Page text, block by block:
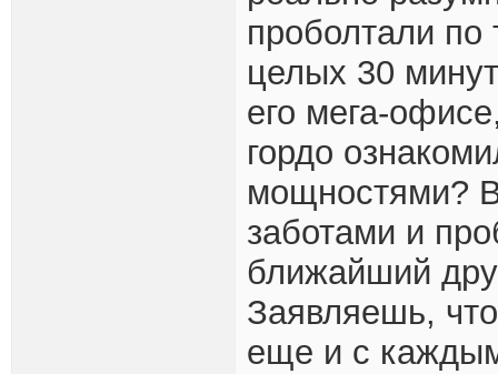
проболтали по
целых 30
его мега-
гордо
мощностями?
заботами и
ближайший
Заявляешь,
еще и с каждым